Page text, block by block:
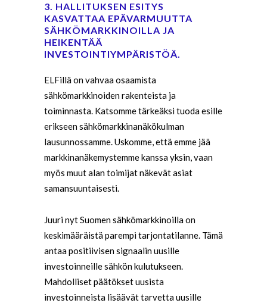
3. HALLITUKSEN ESITYS
KASVATTAA EPÄVARMUUTTA
SÄHKÖMARKKINOILLA JA
HEIKENTÄÄ
INVESTOINTIYMPÄRISTÖÄ.
ELFillä on vahvaa osaamista
sähkömarkkinoiden rakenteista ja
toiminnasta. Katsomme tärkeäksi tuoda esille
erikseen sähkömarkkinanäkökulman
lausunnossamme. Uskomme, että emme jää
markkinanäkemystemme kanssa yksin, vaan
myös muut alan toimijat näkevät asiat
samansuuntaisesti.
Juuri nyt Suomen sähkömarkkinoilla on
keskimääräistä parempi tarjontatilanne. Tämä
antaa positiivisen signaalin uusille
investoinneille sähkön kulutukseen.
Mahdolliset päätökset uusista
investoinneista lisäävät tarvetta uusille